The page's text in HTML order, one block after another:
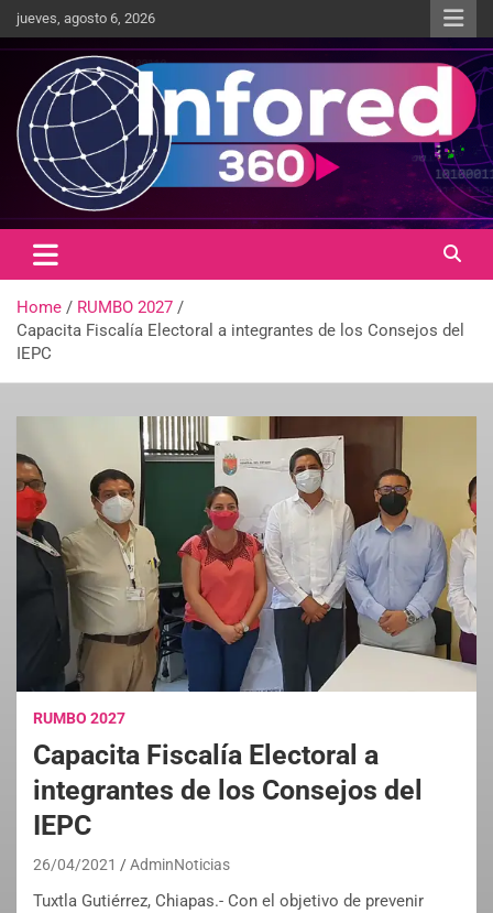
jueves, agosto 6, 2026
infored360.mx
Un giro en la información
Home
RUMBO 2027
Capacita Fiscalía Electoral a integrantes de los Consejos del
IEPC
RUMBO 2027
Capacita Fiscalía Electoral a
integrantes de los Consejos del
IEPC
26/04/2021 AdminNoticias
Tuxtla Gutiérrez, Chiapas.- Con el objetivo de prevenir